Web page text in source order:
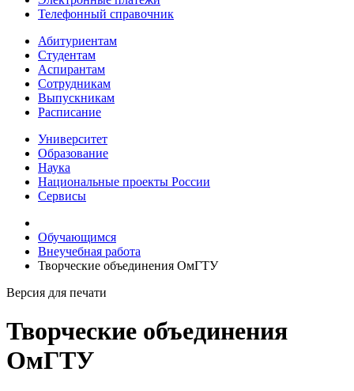
Телефонный справочник
Абитуриентам
Студентам
Аспирантам
Сотрудникам
Выпускникам
Расписание
Университет
Образование
Наука
Национальные проекты России
Сервисы
Обучающимся
Внеучебная работа
Творческие объединения ОмГТУ
Версия для печати
Творческие объединения
ОмГТУ